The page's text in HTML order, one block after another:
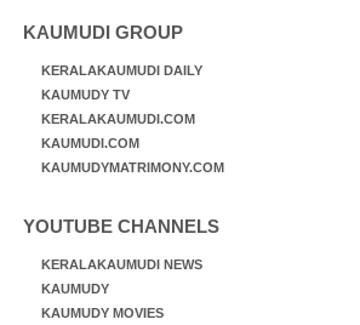
KAUMUDI GROUP
KERALAKAUMUDI DAILY
KAUMUDY TV
KERALAKAUMUDI.COM
KAUMUDI.COM
KAUMUDYMATRIMONY.COM
YOUTUBE CHANNELS
KERALAKAUMUDI NEWS
KAUMUDY
KAUMUDY MOVIES